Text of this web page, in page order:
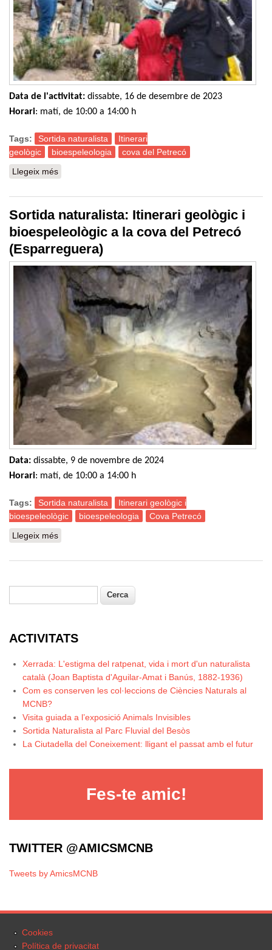
Data de l'activitat: dissabte, 16 de desembre de 2023
Horari: matí, de 10:00 a 14:00 h
Tags: Sortida naturalista
Itinerari
geològic
bioespeleologia
cova del Petrecó
Llegeix més
Sortida naturalista: Itinerari geològic i
bioespeleològic a la cova del Petrecó
(Esparreguera)
Data: dissabte, 9 de novembre de 2024
Horari: matí, de 10:00 a 14:00 h
Tags: Sortida naturalista
Itinerari geològic i
bioespeleològic
bioespeleologia
Cova Petrecó
Llegeix més
Formulari de cerca
ACTIVITATS
Xerrada: L'estigma del ratpenat, vida i mort d'un naturalista
català (Joan Baptista d'Aguilar-Amat i Banús, 1882-1936)
Com es conserven les col·leccions de Ciències Naturals al
MCNB?
Visita guiada a l’exposició Animals Invisibles
Sortida Naturalista al Parc Fluvial del Besòs
La Ciutadella del Coneixement: lligant el passat amb el futur
Fes-te amic!
TWITTER @AMICSMCNB
Tweets by AmicsMCNB
Cookies
Política de privacitat